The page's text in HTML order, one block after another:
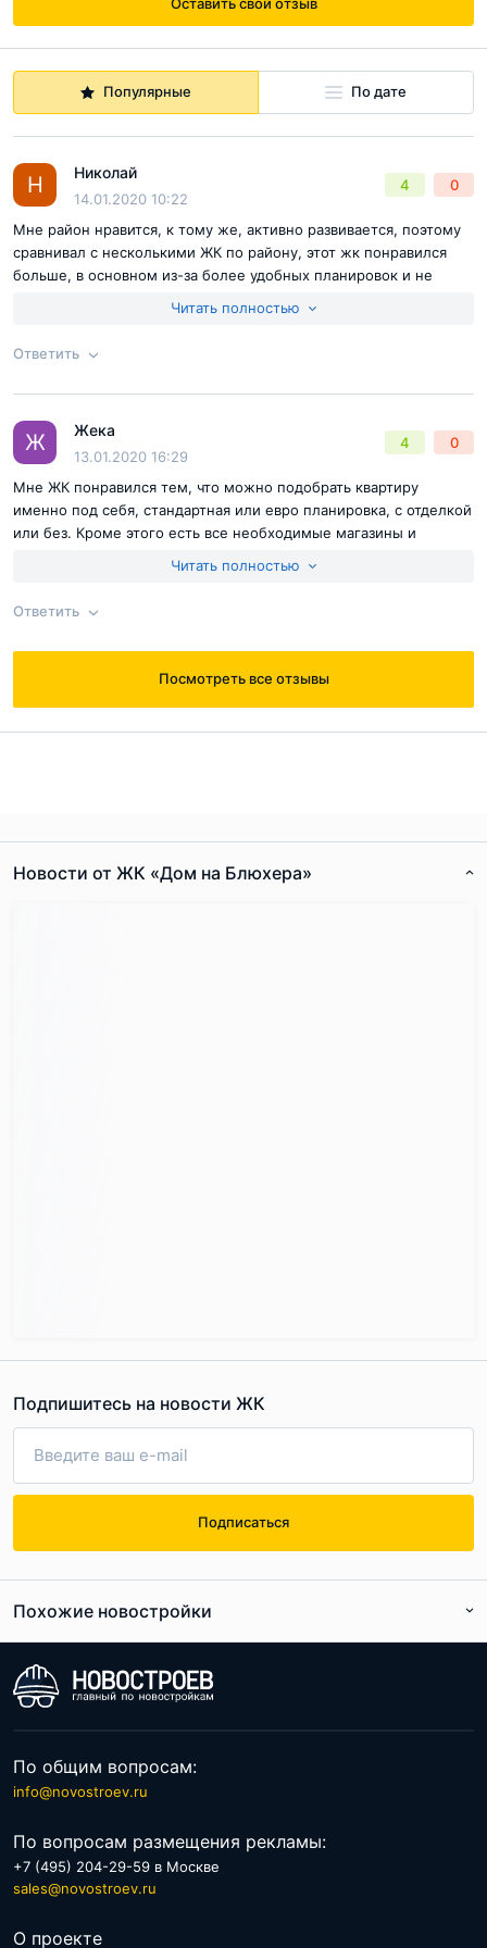
отделка
Общее количество квартир в ЖК «Дом на Блюхера» -
1455. Главное их преимущество – широчайшая линейка
Меньше всего в доме студий, впрочем, они очень
разные и по метражу вполне терпимые – от 28 до 33
квадратных метров. Однокомнатные квартиры
составляют 33-47 квадратов, «двушки» - 50-72 метра,
«трёшки» - 75-91 метра. И только в четырёхкомнатных
лотах нет такого разброса по площади – все они
максимально приближены к 100 квадратам.
обуви в прихожих, вместительные гардеробные,
просторные лоджии. Есть и распашные, и линейные
варианты квартир.
Популярные По дате
Н Николай
14.01.2020 10:22
4 0
Мне район нравится, к тому же, активно развивается, поэтому
сравнивал с несколькими ЖК по району, этот жк понравился
больше, в основном из-за более удобных планировок и не
Читать полностью
Ответить
Ответ на отзыв
Согласен справилами публикациина сайте
Отправить комментарий
Ж Жека
13.01.2020 16:29
4 0
Мне ЖК понравился тем, что можно подобрать квартиру
именно под себя, стандартная или евро планировка, с отделкой
или без. Кроме этого есть все необходимые магазины и
Читать полностью
Ответить
@Жека
Посмотреть все отзывы
Новости от ЖК «Дом на Блюхера»
Подпишитесь на новости ЖК
Подписаться
Похожие новостройки
По расположению
По общим вопросам:
info@novostroev.ru
По вопросам размещения рекламы:
+7 (495) 204-29-59 в Москве
sales@novostroev.ru
О проекте